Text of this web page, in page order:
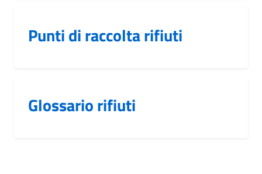
Punti di raccolta rifiuti
Glossario rifiuti